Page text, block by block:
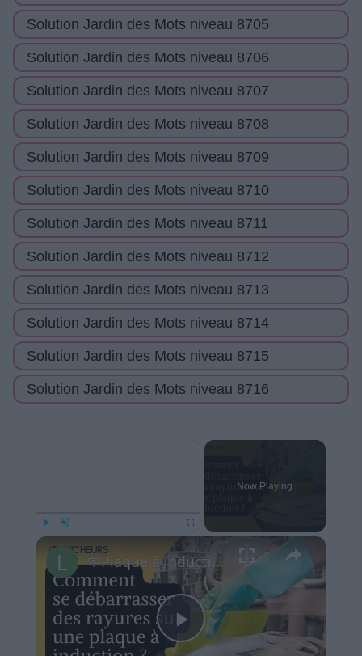
Solution Jardin des Mots niveau 8705
Solution Jardin des Mots niveau 8706
Solution Jardin des Mots niveau 8707
Solution Jardin des Mots niveau 8708
Solution Jardin des Mots niveau 8709
Solution Jardin des Mots niveau 8710
Solution Jardin des Mots niveau 8711
Solution Jardin des Mots niveau 8712
Solution Jardin des Mots niveau 8713
Solution Jardin des Mots niveau 8714
Solution Jardin des Mots niveau 8715
Solution Jardin des Mots niveau 8716
Now Playing
×
Play
🧼Plaque à induction rayée : les astuces pour s’en débarrasser